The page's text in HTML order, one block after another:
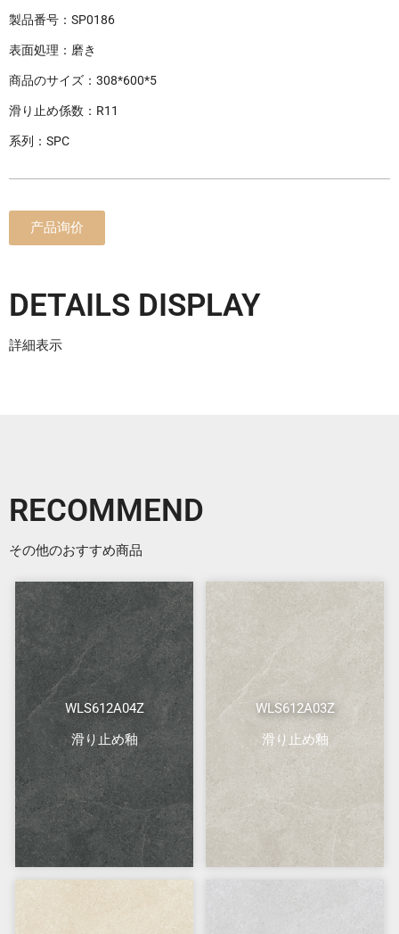
製品番号：SP0186
表面処理：磨き
商品のサイズ：308*600*5
滑り止め係数：R11
系列：SPC
产品询价
DETAILS DISPLAY
詳細表示
RECOMMEND
その他のおすすめ商品
WLS612A04Z
滑り止め釉
WLS612A03Z
滑り止め釉